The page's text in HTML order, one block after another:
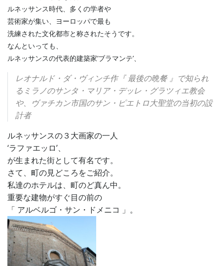
ルネッサンス時代、多くの学者や
芸術家が集い、ヨーロッパで最も
洗練された文化都市と称されたそうです。
なんといっても、
ルネッサンスの代表的建築家‘ブラマンテ’、
レオナルド・ダ・ヴィンチ作『 最後の晩餐 』で知られ
るミラノのサンタ・マリア・デッレ・グラツィエ教会
や、ヴァチカン市国のサン・ピエトロ大聖堂の当初の設
計者
ルネッサンスの３大画家の一人
‘ラファエッロ’、
が生まれた街として有名です。
さて、町の見どころをご紹介。
私達のホテルは、町のど真ん中。
重要な建物がすぐ目の前の
「 アルベルゴ・サン・ドメニコ 」。